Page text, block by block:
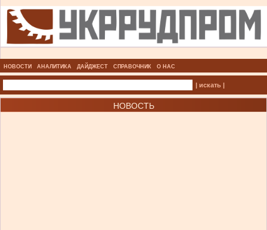
НОВОСТИ АНАЛИТИКА ДАЙДЖЕСТ СПРАВОЧНИК О НАС
| искать |
НОВОСТЬ